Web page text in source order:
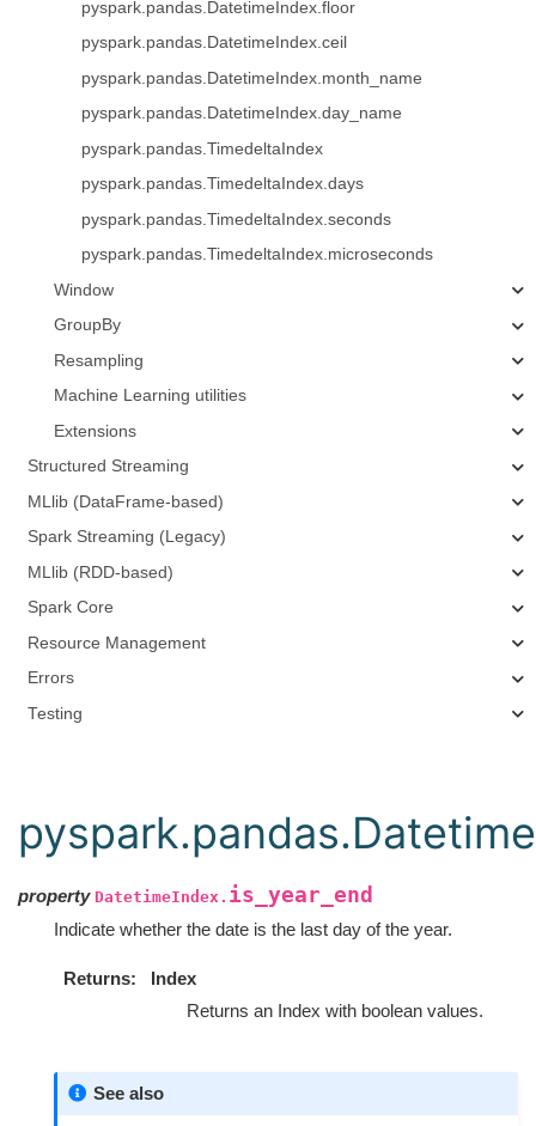
pyspark.pandas.DatetimeIndex.floor
pyspark.pandas.DatetimeIndex.ceil
pyspark.pandas.DatetimeIndex.month_name
pyspark.pandas.DatetimeIndex.day_name
pyspark.pandas.TimedeltaIndex
pyspark.pandas.TimedeltaIndex.days
pyspark.pandas.TimedeltaIndex.seconds
pyspark.pandas.TimedeltaIndex.microseconds
Window
GroupBy
Resampling
Machine Learning utilities
Extensions
Structured Streaming
MLlib (DataFrame-based)
Spark Streaming (Legacy)
MLlib (RDD-based)
Spark Core
Resource Management
Errors
Testing
property DatetimeIndex. is_year_end
Indicate whether the date is the last day of the year.
Returns
Index
Returns an Index with boolean values.
See also